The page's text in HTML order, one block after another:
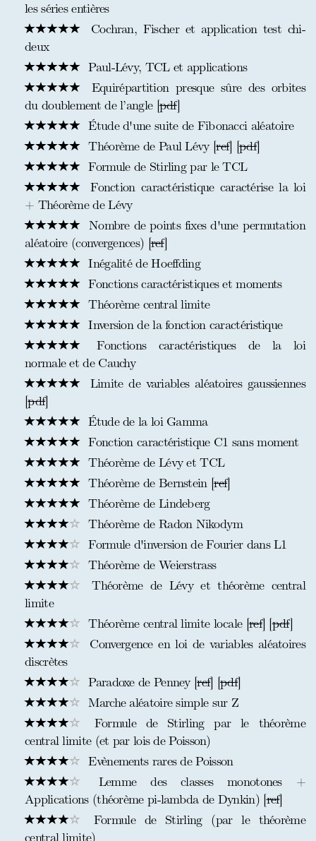
les séries entières
Cochran, Fischer et application test chi-
deux
Paul-Lévy, TCL et applications
Equirépartition presque sûre des orbites
du doublement de l’angle [pdf]
Étude d'une suite de Fibonacci aléatoire
Théorème de Paul Lévy [ref] [pdf]
Formule de Stirling par le TCL
Fonction caractéristique caractérise la loi
+ Théorème de Lévy
Nombre de points fixes d'une permutation
aléatoire (convergences) [ref]
Inégalité de Hoeffding
Fonctions caractéristiques et moments
Théorème central limite
Inversion de la fonction caractéristique
Fonctions caractéristiques de la loi
normale et de Cauchy
Limite de variables aléatoires gaussiennes
[pdf]
Étude de la loi Gamma
Fonction caractéristique C1 sans moment
Théorème de Lévy et TCL
Théorème de Bernstein [ref]
Théorème de Lindeberg
Théorème de Radon Nikodym
Formule d'inversion de Fourier dans L1
Théorème de Weierstrass
Théorème de Lévy et théorème central
limite
Théorème central limite locale [ref] [pdf]
Convergence en loi de variables aléatoires
discrètes
Paradoxe de Penney [ref] [pdf]
Marche aléatoire simple sur Z
Formule de Stirling par le théorème
central limite (et par lois de Poisson)
Evènements rares de Poisson
Lemme des classes monotones +
Applications (théorème pi-lambda de Dynkin) [ref]
Formule de Stirling (par le théorème
central limite)